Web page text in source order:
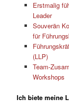
Erstmalig
Leader
Souverän
für
(LLP)
Team-
Workshops
Ich biete meine